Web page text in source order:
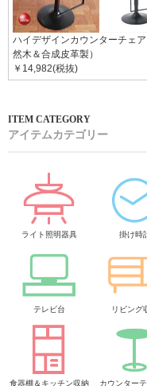
ハイデザインカウンターチェ
然木＆合成皮革製）
￥14,982(税抜)
アイテムカテゴリー
ライト照明器具 掛け時
テレビ台 リビング
食器棚＆キッチン収納 カウンター